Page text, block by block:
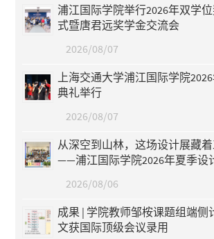
浦江国际学院举行2026年双学
式暨唐君远奖学金交流会
2026/08/07
上海交通大学浦江国际学院
典礼举行
2026/08/07
从深空到山林，这场设计展藏
——浦江国际学院2026年夏季设
2026/08/06
成果 | 学院教师邹桉课题组端侧
文获国际顶级会议录用